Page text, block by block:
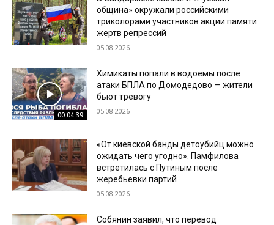
община» окружали российскими
триколорами участников акции памяти
жертв репрессий
05.08.2026
00:04:39
Химикаты попали в водоемы после
атаки БПЛА по Домодедово — жители
бьют тревогу
05.08.2026
«От киевской банды детоубийц можно
ожидать чего угодно». Памфилова
встретилась с Путиным после
жеребьевки партий
05.08.2026
Собянин заявил, что перевод